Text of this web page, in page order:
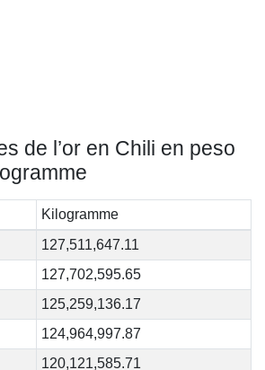
de l’or en Chili en peso
Kilogramme
127,511,647.11
127,702,595.65
125,259,136.17
124,964,997.87
120,121,585.71